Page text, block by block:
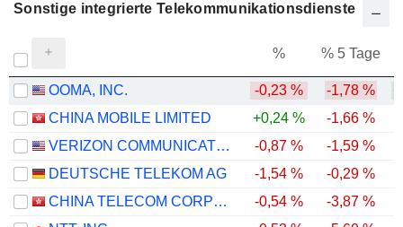
Sonstige integrierte Telekommunikationsdienste
% % 5 Tage
OOMA, INC. -0,23 % -1,78 %
CHINA MOBILE LIMITED
+0,24 % -1,66 %
VERIZON COMMUNICATIONS, INC.
-0,87 % -1,59 %
DEUTSCHE TELEKOM AG
-1,54 % -0,29 %
CHINA TELECOM CORPORATION LIMITED
-0,54 % -3,87 %